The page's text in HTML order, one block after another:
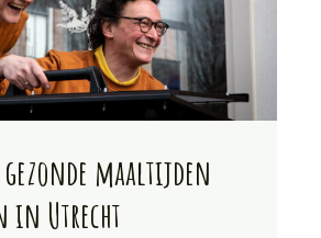
maaltijden
in Utrecht